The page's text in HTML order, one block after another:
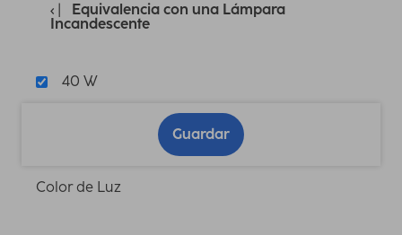
Equivalencia con una Lámpara
Incandescente
40 W
Guardar
Color de Luz